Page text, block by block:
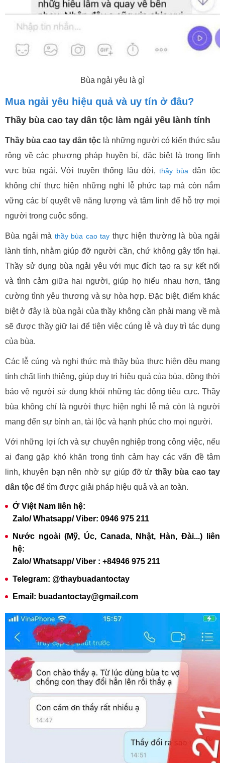
Bùa ngải yêu là gì
Mua ngải yêu hiệu quả và uy tín ở đâu?
Thầy bùa cao tay dân tộc làm ngải yêu lành tính
Thầy bùa cao tay dân tộc là những người có kiến thức sâu
rộng về các phương pháp huyền bí, đặc biệt là trong lĩnh
vực bùa ngải. Với truyền thống lâu đời,thầy bùa dân tộc
không chỉ thực hiện những nghi lễ phức tạp mà còn nắm
vững các bí quyết về năng lượng và tâm linh để hỗ trợ mọi
người trong cuộc sống.
Bùa ngải mà thầy bùa cao tay thực hiện thường là bùa ngải
lành tính, nhằm giúp đỡ người cần, chứ không gây tổn hại.
Thầy sử dụng bùa ngải yêu với mục đích tạo ra sự kết nối
và tình cảm giữa hai người, giúp họ hiểu nhau hơn, tăng
cường tình yêu thương và sự hòa hợp. Đặc biệt, điểm khác
biệt ở đây là bùa ngải của thầy không cần phải mang về mà
sẽ được thầy giữ lại để tiện việc cúng lễ và duy trì tác dụng
của bùa.
Các lễ cúng và nghi thức mà thầy bùa thực hiện đều mang
tính chất linh thiêng, giúp duy trì hiệu quả của bùa, đồng thời
bảo vệ người sử dụng khỏi những tác động tiêu cực. Thầy
bùa không chỉ là người thực hiện nghi lễ mà còn là người
mang đến sự bình an, tài lộc và hạnh phúc cho mọi người.
Với những lợi ích và sự chuyên nghiệp trong công việc, nếu
ai đang gặp khó khăn trong tình cảm hay các vấn đề tâm
linh, khuyên bạn nên nhờ sự giúp đỡ từ thầy bùa cao tay
dân tộc để tìm được giải pháp hiệu quả và an toàn.
Ở Việt Nam liên hệ:
Zalo/ Whatsapp/ Viber: 0946 975 211
Nước ngoài (Mỹ, Úc, Canada, Nhật, Hàn, Đài...) liên
hệ:
Zalo/ Whatsapp/ Viber : +84946 975 211
Telegram: @thaybuadantoctay
Email: buadantoctay@gmail.com